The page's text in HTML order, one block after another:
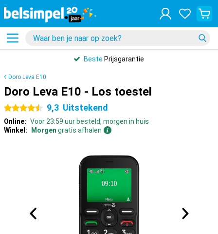
Beste Prijsgarantie
Doro Leva E10
Doro Leva E10 - Los toestel
4.5 sterren 9,3 Uitstekend
Online: Voor 23:59 uur besteld, morgen in huis
Winkel:
Morgen gratis afhalen